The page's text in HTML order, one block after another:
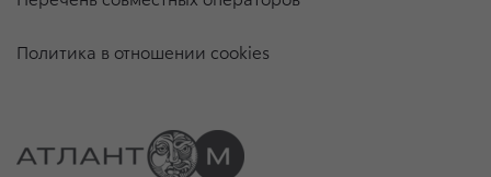
Политика в отношении cookies